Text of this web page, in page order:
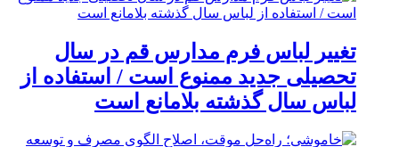
تغییر لباس فرم مدارس قم در سال
تحصیلی جدید ممنوع است / استفاده از
لباس سال گذشته بلامانع است